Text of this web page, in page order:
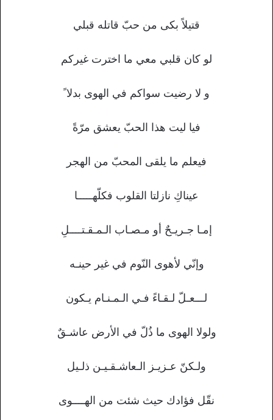
قتيلاً بكى من حبّ قاتله قبلي
لو كان قلبي معي ما اخترت غيركم
و لا رضيت سواكم في الهوى بدلا ً
فيا ليت هذا الحبّ يعشق مرّةً
فيعلم ما يلقى المحبّ من الهجر
عيناكِ نازلتا القلوب فكلّهـــــا
إمـا جـريـحٌ أو مـصـاب الـمـقـتــــلِ
وإنّي لأهوى النّوم في غير حينـه
لـــعـلّ لـقـاءً فـي الـمـنـام يـكون
ولولا الهوى ما ذُلّ في الأرض عاشـقٌ
ولـكنّ عـزيـز الـعاشـقـيـن ذلـيل
نقّل فؤادك حيث شئت من الهــــوى